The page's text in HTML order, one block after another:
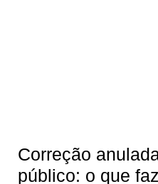
Correção
público: o que